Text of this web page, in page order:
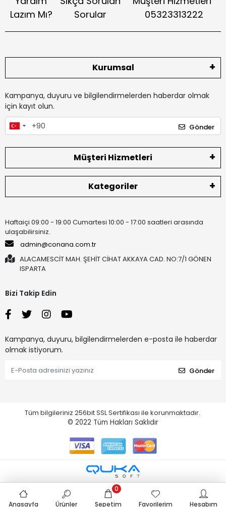
Lazım Mı?
Sorular
05323313222
Kurumsal
Kampanya, duyuru ve bilgilendirmelerden haberdar olmak
için kayıt olun.
Gönder
Müşteri Hizmetleri
Kategoriler
Haftaiçi 09:00 - 19:00 Cumartesi 10:00 - 17:00 saatleri arasında
ulaşabilirsiniz.
admin@conana.com.tr
ALACAMESCİT MAH. ŞEHİT CİHAT AKKAYA CAD. NO:7/1 GÖNEN
ISPARTA
Bizi Takip Edin
Kampanya, duyuru, bilgilendirmelerden e-posta ile haberdar
olmak istiyorum.
Gönder
Tüm bilgileriniz 256bit SSL Sertifikası ile korunmaktadır.
© 2022 Tüm Hakları Saklıdır
Anasayfa Ürünler Sepetim
0
Favorilerim
Hesabım